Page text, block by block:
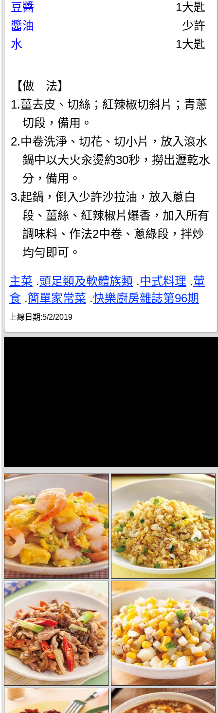
豆醬
1大匙
醬油
少許
水
1大匙
【做 法】
1.薑去皮、切絲；紅辣椒切斜片；青蔥
切段，備用。
2.中卷洗淨、切花、切小片，放入滾水
鍋中以大火汆燙約30秒，撈出瀝乾水
分，備用。
3.起鍋，倒入少許沙拉油，放入蔥白
段、薑絲、紅辣椒片爆香，加入所有
調味料、作法2中卷、蔥綠段，拌炒
均勻即可。
主菜 .頭足類及軟體族類 .中式料理 .葷
食 .簡單家常菜 .快樂廚房雜誌第96期
上線日期:5/2/2019